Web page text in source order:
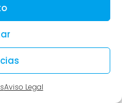
Aviso Legal